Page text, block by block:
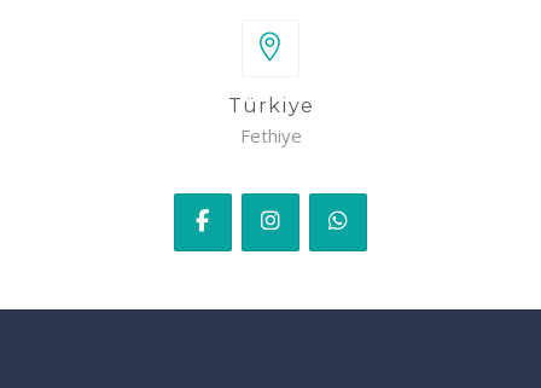
Türkiye
Fethiye